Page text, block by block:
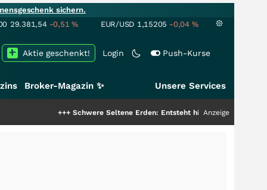
sichern.
29.381,54 -0,51% EUR/USD 1,15205 -0,04 %
Login Push-Kurse
Aktie geschenkt!
Broker-Magazin ✨ Unsere Services
Schwere Seltene Erden: Entsteht hier die nächsteAnzeige